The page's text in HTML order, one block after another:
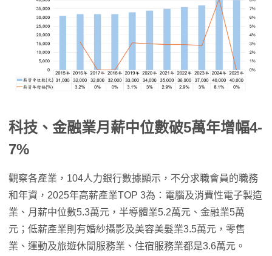
科技、金融業月薪中位數破5萬年增幅4-
7%
觀察各產業，104人力銀行數據顯示，不分求職會員的職務
和年資，2025年高薪產業TOP 3為：電腦及消費性電子製造
業、月薪中位數5.3萬元，半導體業5.2萬元、金融業5萬
元；低薪產業則有婚紗攝影及美容美髮業3.5萬元，零售
業、運動及旅遊休閒服務業、住宿服務業都是3.6萬元。